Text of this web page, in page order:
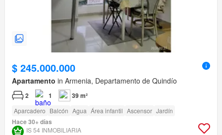
$ 245.000.000
Apartamento in Armenia, Departamento de Quindío
2 1 39 m²
Aparcadero Balcón Agua Área infantil Ascensor Jardín
Hace 30+ días
IS 54 INMOBILIARIA